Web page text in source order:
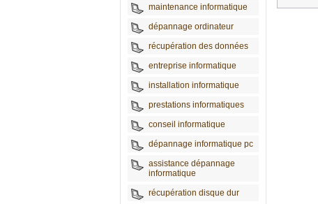
maintenance informatique
dépannage ordinateur
récupération des données
entreprise informatique
installation informatique
prestations informatiques
conseil informatique
dépannage informatique pc
assistance dépannage
informatique
récupération disque dur